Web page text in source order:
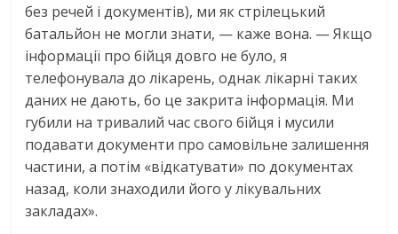
без речей і документів), ми як стрілецький
батальйон не могли знати, — каже вона. — Якщо
інформації про бійця довго не було, я
телефонувала до лікарень, однак лікарні таких
даних не дають, бо це закрита інформація. Ми
губили на тривалий час свого бійця і мусили
подавати документи про самовільне залишення
частини, а потім «відкатувати» по документах
назад, коли знаходили його у лікувальних
закладах».